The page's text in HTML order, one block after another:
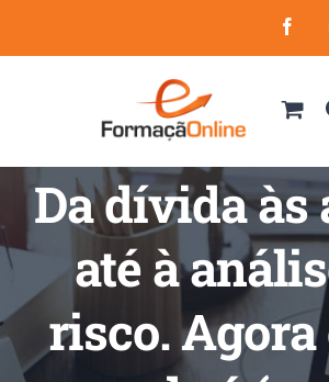
to
Da dívida às
até à
risco. Agora